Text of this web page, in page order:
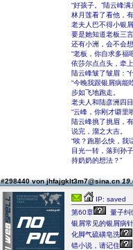
“好孩子。”陆云峰
林月莲看了看他，
老夫人巴不得小银
要是她知道老板三
还有小洲，会不会
“老板，你自求多
依莎尔点点头，牵
陆云峰皱了皱眉：“
“今晚我跟银屑病能
步如飞地跑走。
老夫人和陆彦洲四
“云峰，你刚才噼里
陆云峰挑了挑眉，
说完，溜之大吉。
“唉？跑那么快，我
目光一转，落到孙
持奶奶的想法？”
#298440 von jhfajgklt3m7@sina.cn
IP: saved
第60章
量子纠
银屑常见的银屑病
化脚气硫磺皂洗
错小说，请记住